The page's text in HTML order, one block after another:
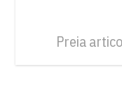
Preia